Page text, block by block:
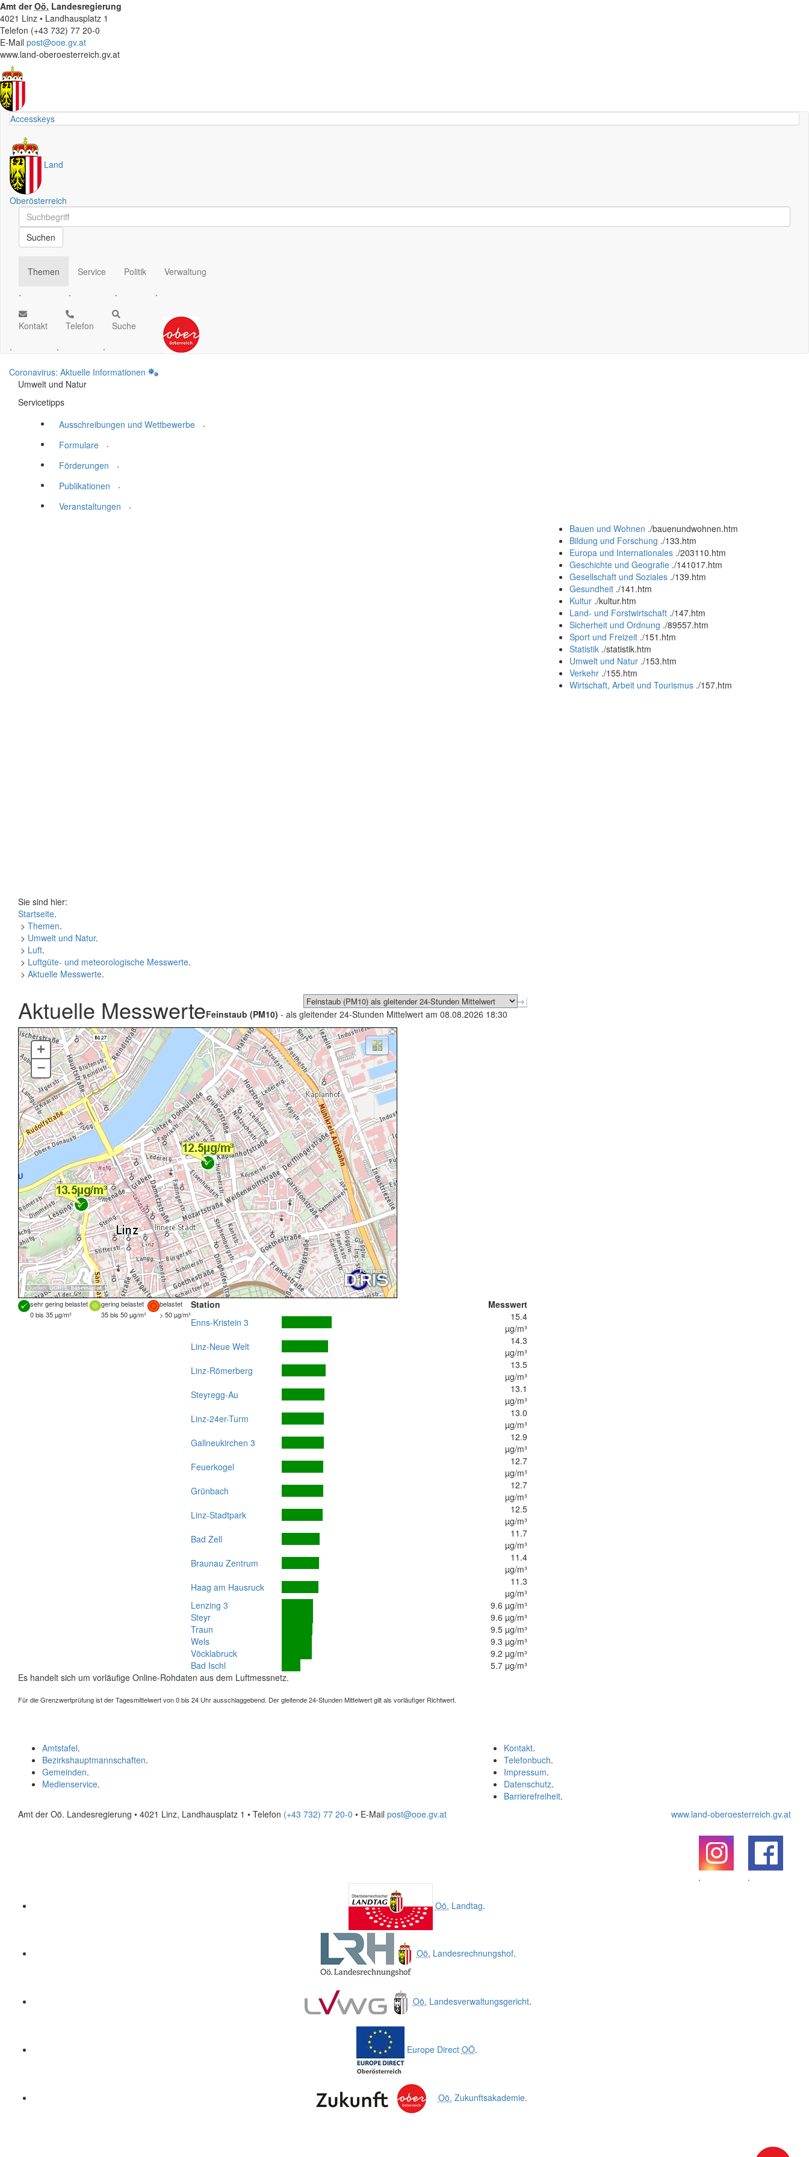
Amt derOö. Landesregierung
4021 Linz • Landhausplatz 1
Telefon (+43 732) 77 20-0
E-Mail post@ooe.gv.at
www.land-oberoesterreich.gv.at
Accesskeys
Land
Oberösterreich
Schnellsuche
Schnellsuche
Suchen
Themen
.
Service
.
Politik
.
Verwaltung
.
Kontakt
.
Telefon
.
Suche
.
Coronavirus: Aktuelle Informationen
Umwelt und Natur
Servicetipps
Ausschreibungen und Wettbewerbe
.
Formulare
.
Förderungen
.
Publikationen
.
Veranstaltungen
.
Bauen und Wohnen ./bauenundwohnen.htm
Bildung und Forschung ./133.htm
Europa und Internationales ./203110.htm
Geschichte und Geografie ./141017.htm
Gesellschaft und Soziales ./139.htm
Gesundheit ./141.htm
Kultur ./kultur.htm
Land- und Forstwirtschaft ./147.htm
Sicherheit und Ordnung ./89557.htm
Sport und Freizeit ./151.htm
Statistik ./statistik.htm
Umwelt und Natur ./153.htm
Verkehr ./155.htm
Wirtschaft, Arbeit und Tourismus ./157.htm
Sie sind hier:
Startseite.
> Themen.
> Umwelt und Natur.
> Luft.
> Luftgüte- und meteorologische Messwerte.
> Aktuelle Messwerte.
Aktuelle MesswerteFeinstaub (PM10) - als gleitender 24-Stunden Mittelwert am 08.08.2026 18:30
Quellen:DORIS, basemap.at
+
–
sehr gering belastet gering belastet
belastet
0 bis 35 µg/m³
35 bis 50 µg/m³ > 50 µg/m³
Station
Messwert
Enns-Kristein 3
15.4
µg/m³
Linz-Neue Welt
14.3
µg/m³
Linz-Römerberg
13.5
µg/m³
Steyregg-Au
13.1
µg/m³
Linz-24er-Turm
13.0
µg/m³
Gallneukirchen 3
12.9
µg/m³
Feuerkogel
12.7
µg/m³
Grünbach
12.7
µg/m³
Linz-Stadtpark
12.5
µg/m³
Bad Zell
11.7
µg/m³
Braunau Zentrum
11.4
µg/m³
Haag am Hausruck
11.3
µg/m³
Lenzing 3
9.6 µg/m³
Steyr
9.6 µg/m³
Traun
9.5 µg/m³
Wels
9.3 µg/m³
Vöcklabruck
9.2 µg/m³
Bad Ischl
5.7 µg/m³
Es handelt sich um vorläufige Online-Rohdaten aus dem Luftmessnetz.
Für die Grenzwertprüfung ist der Tagesmittelwert von 0 bis 24 Uhr ausschlaggebend. Der gleitende 24-Stunden Mittelwert gilt als vorläufiger Richtwert.
Kontakt.
Telefonbuch.
Impressum.
Datenschutz.
Barrierefreiheit.
Amtstafel.
Bezirkshauptmannschaften.
Gemeinden.
Medienservice.
Amt der Oö. Landesregierung • 4021 Linz, Landhausplatz 1 • Telefon (+43 732) 77 20-0 • E-Mail post@ooe.gv.at www.land-oberoesterreich.gv.at
.
.
Oö. Landtag.
Oö. Landesrechnungshof.
Oö. Landesverwaltungsgericht.
Europe Direct OÖ.
Oö. Zukunftsakademie.